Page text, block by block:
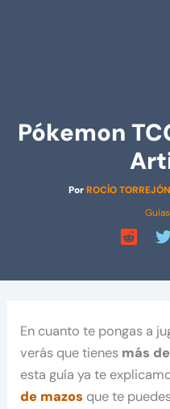
Pókemon
PorROCÍO TORREJÓN
Guías
En cuanto te pongas a
verás que tienes más
esta guía ya te
de mazos que te